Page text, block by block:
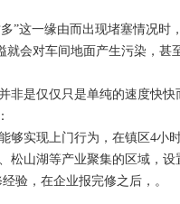
这一缘由而出现堵塞情况时
会对车间地面产生污染，甚
是仅仅只是单纯的速度快快
实现上门行为，在镇区4小时
山湖等产业聚集的区域，设
验，在企业报完修之后，。